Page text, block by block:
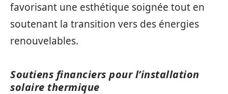
favorisant une esthétique soignée tout en
soutenant la transition vers des énergies
renouvelables.
Soutiens financiers pour l’installation
solaire thermique